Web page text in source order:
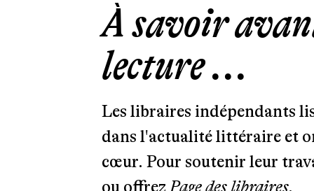
À savoir
lecture ...
Les libraires indépendants
dans l'actualité littéraire et
cœur. Pour soutenir leur
ou offrez Page des libraires.